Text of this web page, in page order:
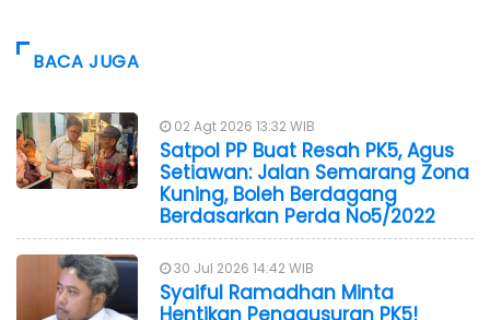
BACA JUGA
02 Agt 2026 13:32 WIB
Satpol PP Buat Resah PK5, Agus
Setiawan: Jalan Semarang Zona
Kuning, Boleh Berdagang
Berdasarkan Perda No5/2022
30 Jul 2026 14:42 WIB
Syaiful Ramadhan Minta
Hentikan Penggusuran PK5!